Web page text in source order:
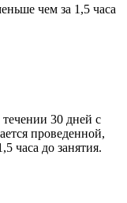
чем за 1,5 часа
30 дней с
проведенной,
часа до занятия.